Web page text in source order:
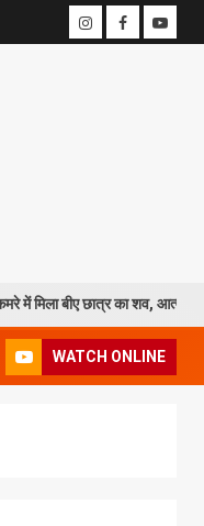
छात्र का शव, आत्महत्या की आशंका;
WATCH ONLINE